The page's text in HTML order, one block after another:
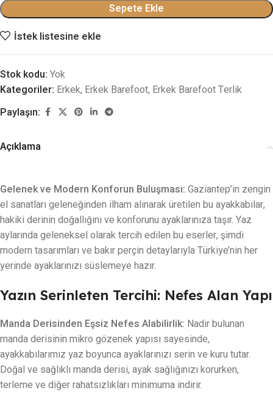
Sepete Ekle
İstek listesine ekle
Stok kodu: Yok
Kategoriler: Erkek, Erkek Barefoot, Erkek Barefoot Terlik
Paylaşın:
Açıklama
Gelenek ve Modern Konforun Buluşması: Gaziantep’in zengin
el sanatları geleneğinden ilham alınarak üretilen bu ayakkabılar,
hakiki derinin doğallığını ve konforunu ayaklarınıza taşır. Yaz
aylarında geleneksel olarak tercih edilen bu eserler, şimdi
modern tasarımları ve bakır perçin detaylarıyla Türkiye’nin her
yerinde ayaklarınızı süslemeye hazır.
Yazın Serinleten Tercihi: Nefes Alan Yapı
Manda Derisinden Eşsiz Nefes Alabilirlik: Nadir bulunan
manda derisinin mikro gözenek yapısı sayesinde,
ayakkabılarımız yaz boyunca ayaklarınızı serin ve kuru tutar.
Doğal ve sağlıklı manda derisi, ayak sağlığınızı korurken,
terleme ve diğer rahatsızlıkları minimuma indirir.